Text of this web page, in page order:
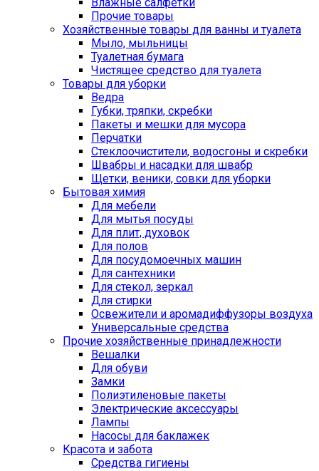
Влажные салфетки
Прочие товары
Хозяйственные товары для ванны и туалета
Мыло, мыльницы
Туалетная бумага
Чистящее средство для туалета
Товары для уборки
Ведра
Губки, тряпки, скребки
Пакеты и мешки для мусора
Перчатки
Стеклоочистители, водосгоны и скребки
Швабры и насадки для швабр
Щетки, веники, совки для уборки
Бытовая химия
Для мебели
Для мытья посуды
Для плит, духовок
Для полов
Для посудомоечных машин
Для сантехники
Для стекол, зеркал
Для стирки
Освежители и аромадиффузоры воздуха
Универсальные средства
Прочие хозяйственные принадлежности
Вешалки
Для обуви
Замки
Полиэтиленовые пакеты
Электрические аксессуары
Лампы
Насосы для баклажек
Красота и забота
Средства гигиены